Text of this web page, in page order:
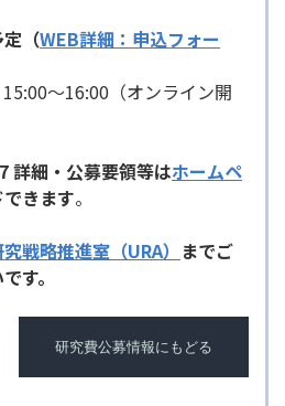
（WEB詳細：申込フォー
～16:00（オンライン開
詳細・公募要領等はホームペ
きます。
戦略推進室（URA） までご
す。
研究費公募情報にもどる